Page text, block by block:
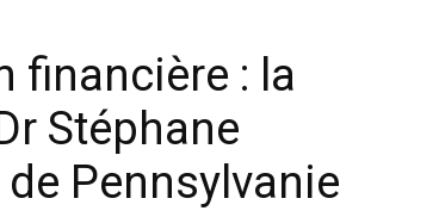
financière : la
Stéphane
Pennsylvanie